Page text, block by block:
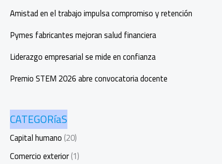
Amistad en el trabajo impulsa compromiso y retención
Pymes fabricantes mejoran salud financiera
Liderazgo empresarial se mide en confianza
Premio STEM 2026 abre convocatoria docente
CATEGORíaS
Capital humano(20)
Comercio exterior(1)